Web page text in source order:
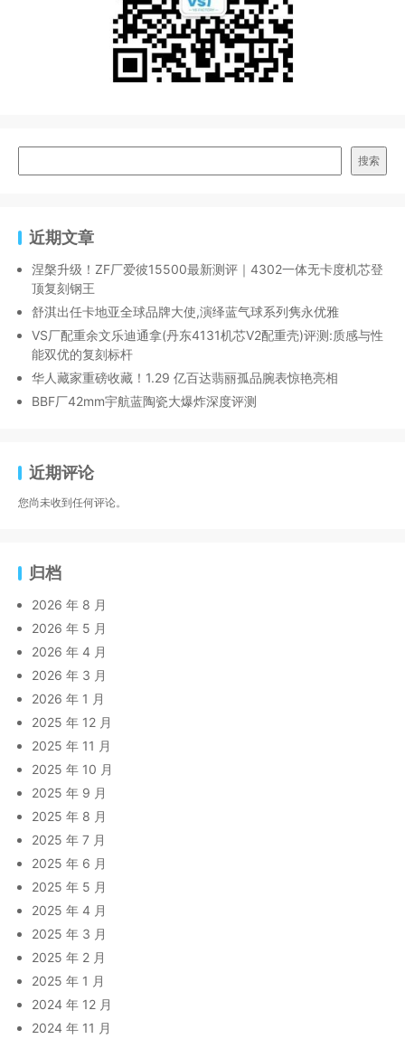
搜索
近期文章
涅槃升级！ZF厂爱彼15500最新测评｜4302一体无卡度机芯登
顶复刻钢王
舒淇出任卡地亚全球品牌大使,演绎蓝气球系列隽永优雅
VS厂配重余文乐迪通拿(丹东4131机芯V2配重壳)评测:质感与性
能双优的复刻标杆
华人藏家重磅收藏！1.29 亿百达翡丽孤品腕表惊艳亮相
BBF厂42mm宇航蓝陶瓷大爆炸深度评测
近期评论
您尚未收到任何评论。
归档
2026 年 8 月
2026 年 5 月
2026 年 4 月
2026 年 3 月
2026 年 1 月
2025 年 12 月
2025 年 11 月
2025 年 10 月
2025 年 9 月
2025 年 8 月
2025 年 7 月
2025 年 6 月
2025 年 5 月
2025 年 4 月
2025 年 3 月
2025 年 2 月
2025 年 1 月
2024 年 12 月
2024 年 11 月